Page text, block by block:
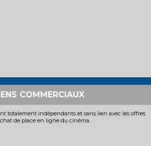
COMMERCIAUX
totalement indépendants et sans lien avec les offres
de place en ligne du cinéma.